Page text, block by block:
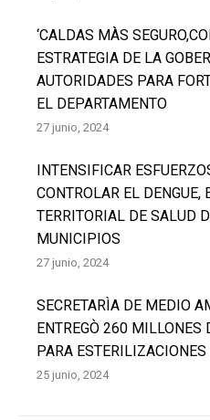
‘CALDAS MÀS
ESTRATEGIA DE LA
AUTORIDADES PARA
EL DEPARTAMENTO
27 junio, 2024
INTENSIFICAR
CONTROLAR EL DENGUE,
TERRITORIAL DE SALUD
MUNICIPIOS
27 junio, 2024
SECRETARÌA DE MEDIO
ENTREGÒ 260 MILLONES
PARA
25 junio, 2024